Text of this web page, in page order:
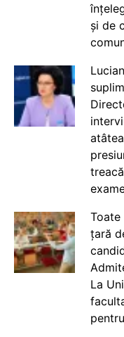
și de
Toate
țară
La